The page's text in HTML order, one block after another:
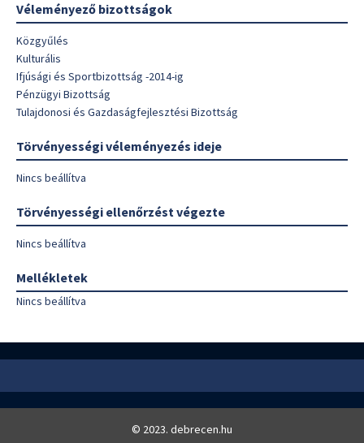
Véleményező bizottságok
Közgyűlés
Kulturális
Ifjúsági és Sportbizottság -2014-ig
Pénzügyi Bizottság
Tulajdonosi és Gazdaságfejlesztési Bizottság
Törvényességi véleményezés ideje
Nincs beállítva
Törvényességi ellenőrzést végezte
Nincs beállítva
Mellékletek
Nincs beállítva
© 2023. debrecen.hu